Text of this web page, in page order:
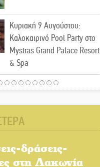
Κυριακή 9 Αυγούστου:
Καλοκαιρινό Pool Party στο
Mystras Grand Palace Resort
& Spa
Στον καταψύκτη του Μυστρά
Ο καρχαρίας από την εποχή
του Σαίξπηρ που αψηφά τον
χρόνο
δράσεις-
στη Λακωνία